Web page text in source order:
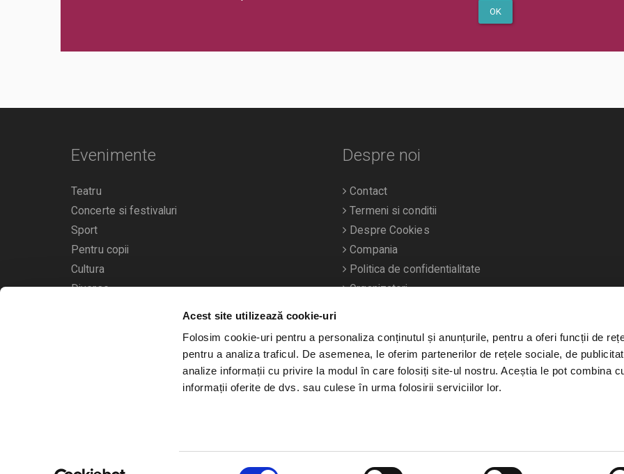
Acest site utilizează cookie-uri
Folosim cookie-uri pentru a personaliza conținutul și anunțurile, pentru a oferi funcții de
pentru a analiza traficul. De asemenea, le oferim partenerilor de rețele sociale, de
analize informații cu privire la modul în care folosiți site-ul nostru. Aceștia le pot combina
informații oferite de dvs. sau culese în urma folosirii serviciilor lor.
OK
Evenimente
Teatru
Concerte si festivaluri
Sport
Pentru copii
Cultura
Diverse
Calendarul evenimentelor
Despre noi
Contact
Termeni si conditii
Despre Cookies
Compania
Politica de confidentialitate
Organizatori
Bilete.ro